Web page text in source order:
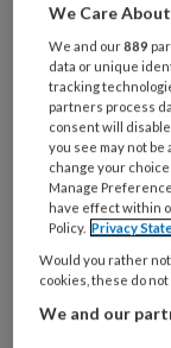
Wil
Maak
We Care
We and our889
data or unique
tracking
partners process
consent will
you see may not
change your
Manage
have effect within
Policy. Privacy
Would you rather
cookies, these do
We and our